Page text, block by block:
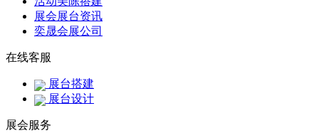
展会展台资讯
奕晟会展公司
在线客服
展台搭建
展台设计
展会服务